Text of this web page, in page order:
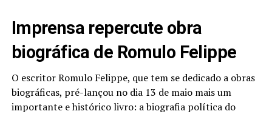
Imprensa repercute obra
biográfica de Romulo Felippe
O escritor Romulo Felippe, que tem se dedicado a obras
biográficas, pré-lançou no dia 13 de maio mais um
importante e histórico livro: a biografia política do